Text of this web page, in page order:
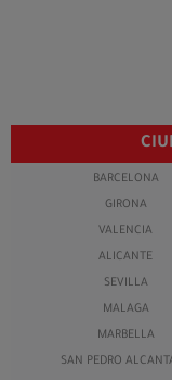
BARCELONA
GIRONA
VALENCIA
ALICANTE
SEVILLA
MALAGA
MARBELLA
SAN PEDRO